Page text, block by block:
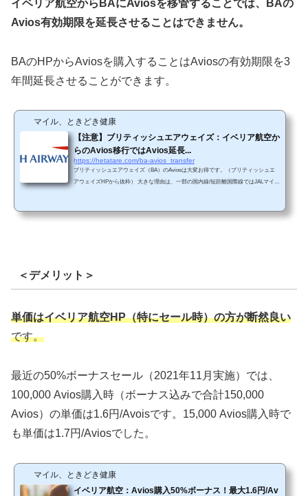
イベリア航空からBAにAviosを移管することでは、BAの
Avios有効期限を延長させることはできません。
BAのHPからAviosを購入することはAviosの有効期限を3
年間延長させることができます。
マイル、ときどき健康
【注意】ブリティッシュエアウェイズ：イベリア航空か
らのAvios移行ではAvios延長...
https://hetatare.com/ba-avios_transfer
ブリティッシュエアウェイズ（BA）のAviosは大変お得です。（ブリティッシュエ
アウェイズHPから抜粋） 大きな理由は、一部の国内線/短距離国際線ではJALマイル
機会はほとんどないと思われますので、ブリティッシュエアウェイズに搭乗してAvi
＜デメリット＞
単価はイベリア航空HP（特にセール時）の方が断然良い
です。
最近の50%ボーナスセール（2021年11月実施）では、
100,000 Avios購入時（ボーナス込みで合計150,000
Avios）の単価は1.6円/Avoisです。15,000 Avios購入時で
も単価は1.7円/Aviosでした。
マイル、ときどき健康
イベリア航空：Avios購入50%ボーナス！最大1.6円/Av